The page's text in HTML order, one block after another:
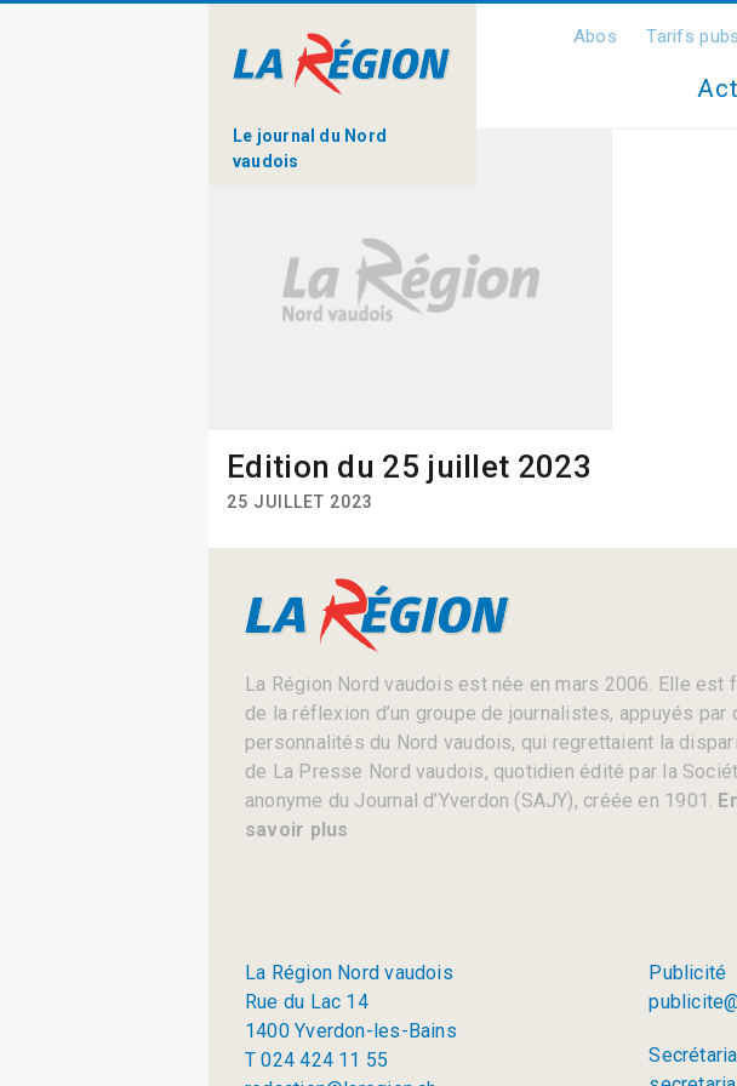
Le journal du Nord
vaudois
Abos Tarifs pubs
Edition du 25 juillet 2023
25 JUILLET 2023
La Région Nord vaudois est née en mars 2006. Elle est
de la réflexion d’un groupe de journalistes, appuyés par
personnalités du Nord vaudois, qui regrettaient la
de La Presse Nord vaudois, quotidien édité par la
anonyme du Journal d’Yverdon (SAJY), créée en 1901.
savoir plus
La Région Nord vaudois
Rue du Lac 14
1400 Yverdon-les-Bains
T 024 424 11 55
Publicité